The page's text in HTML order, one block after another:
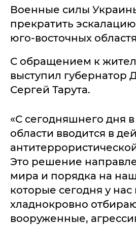
Военные силы
прекратить
юго-восточных
С обращением к
выступил губернатор
Сергей Тарута.
«С сегодняшнего дня
области вводится в
Это решение
мира и порядка на
которые сегодня у
хладнокровно
вооруженные,